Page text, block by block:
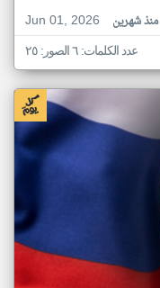
Jun 01, 2026
منذ شهرين
عدد الكلمات: ٦ الصور: ٢٥